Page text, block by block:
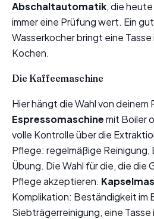
Abschaltautomatik, die
immer eine Prüfung wert. Ein
Wasserkocher bringt eine
Kochen.
Die Kaffeemaschine
Hier hängt die Wahl von deinem
Espressomaschinemit Boiler
volle Kontrolle über die
Pflege: regelmäßige Reinigung,
Übung. Die Wahl für die, die die
Pflege akzeptieren.
Komplikation: Beständigkeit im
Siebträgerreinigung, eine Tasse